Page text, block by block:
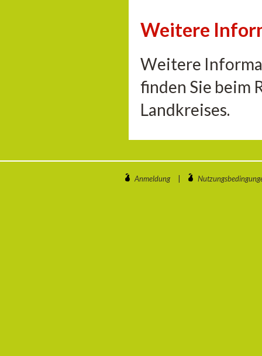
Weitere
Weitere
finden Sie beim
Landkreises.
Anmeldung